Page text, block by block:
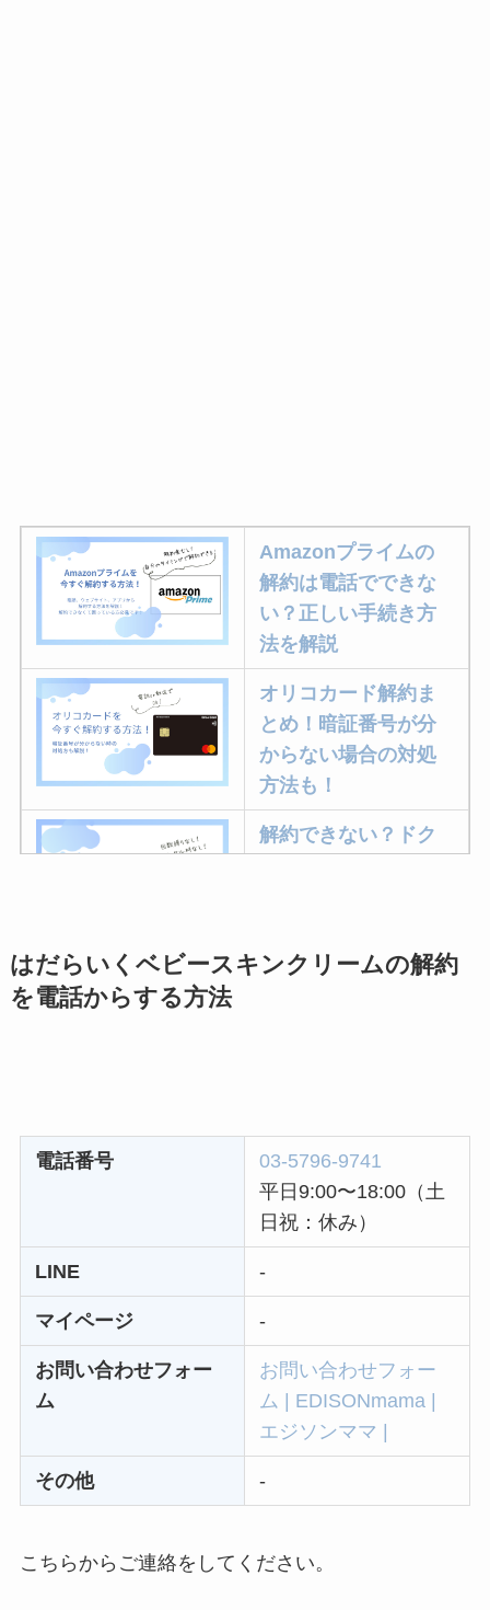
Amazonプライムの
解約は電話でできな
い？正しい手続き方
法を解説
オリコカード解約ま
とめ！暗証番号が分
からない場合の対処
方法も！
解約できない？ドク
ミュゼプラチナムの
とめ！最短手続きや
ベストタイミングを
詳しく解説！
ユンス美容液の解約
なにわサプリ
Sivorune(シボルネ)
なぜ解約できない？
電話以外に手続きす
る方法ある？
ニューZの解約まと
はだらいくベビースキンクリームの解約
を電話からする方法
電話番号
03-5796-9741
平日9:00〜18:00（土
日祝：休み）
LINE -
マイページ -
お問い合わせフォー
ム
お問い合わせフォー
ム | EDISONmama |
エジソンママ |
その他 -
こちらからご連絡をしてください。